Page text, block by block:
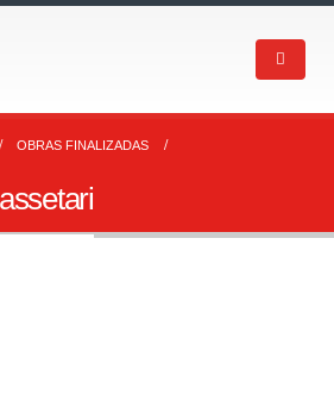
OBRAS FINALIZADAS